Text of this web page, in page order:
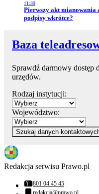
11:39
Przejdź do artykułu:
Pierwszy akt mianowania
podpisy wkrótce?
Baza
Sprawdź darmowy dostęp
urzędów.
Rodzaj instytucji:
Województwo:
Szukaj danych
Redakcja serwisu Prawo.pl
Numer telefonu:
801 04 45 45